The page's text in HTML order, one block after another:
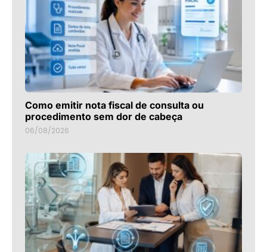
Como emitir nota fiscal de consulta ou
procedimento sem dor de cabeça
06/08/2026